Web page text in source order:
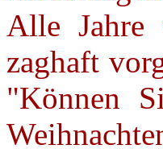
Alle Jahre
zaghaft
"Können